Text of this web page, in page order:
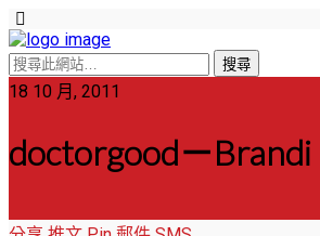
18 10 月, 2011
doctorgood－